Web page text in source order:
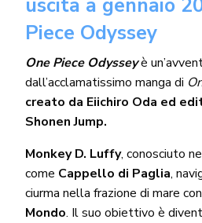
uscita a gennaio
Piece Odyssey
One Piece Odysseyè
dall’acclamatissimo manga di
creato da Eiichiro Oda ed
Shonen Jump.
Monkey D. Luffy, conosciuto
come Cappello di Paglia,
ciurma nella frazione di mare
Mondo. Il suo obiettivo è